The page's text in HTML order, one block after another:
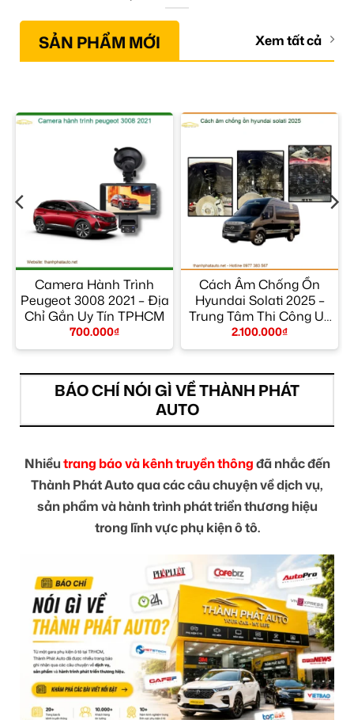
SẢN PHẨM MỚI Xem tất cả
Camera Hành Trình
Peugeot 3008 2021 – Địa
Chỉ Gắn Uy Tín TPHCM
700.000₫
Cách Âm Chống Ồn
Hyundai Solati 2025 –
Trung Tâm Thi Công Uy
Tín TPHCM
2.100.000₫
BÁO CHÍ NÓI GÌ VỀ THÀNH PHÁT
AUTO
Nhiềutrang báo và kênh truyền thôngđã nhắc đến
Thành Phát Auto qua các câu chuyện về dịch vụ,
sản phẩm và hành trình phát triển thương hiệu
trong lĩnh vực phụ kiện ô tô.